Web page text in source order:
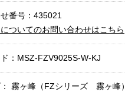
番号：435021
ついてのお問い合わせはこちら
： MSZ-FZV9025S-W-KJ
霧ヶ峰（FZシリーズ 霧ヶ峰）